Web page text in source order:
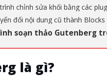
chỉnh sửa khối bằng các
đổi nội dung cũ thành Blocks
soạn thảo Gutenberg
là gì?